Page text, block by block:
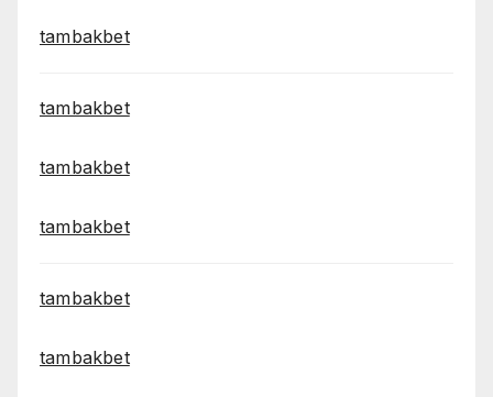
tambakbet
tambakbet
tambakbet
tambakbet
tambakbet
tambakbet